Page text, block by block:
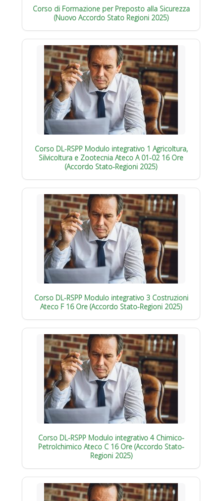
Corso di Formazione per Preposto alla Sicurezza
(Nuovo Accordo Stato Regioni 2025)
Corso DL-RSPP Modulo integrativo 1 Agricoltura,
Silvicoltura e Zootecnia Ateco A 01-02 16 Ore
(Accordo Stato-Regioni 2025)
Corso DL-RSPP Modulo integrativo 3 Costruzioni
Ateco F 16 Ore (Accordo Stato-Regioni 2025)
Corso DL-RSPP Modulo integrativo 4 Chimico-
Petrolchimico Ateco C 16 Ore (Accordo Stato-
Regioni 2025)